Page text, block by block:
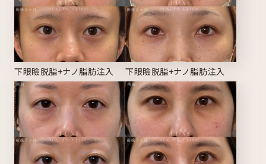
下眼瞼脱脂+ナノ脂肪注入 下眼瞼脱脂+ナノ脂肪注入